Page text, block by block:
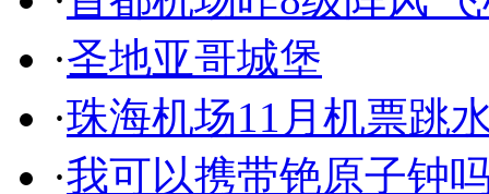
·圣地亚哥城堡
·珠海机场11月机票跳
·我可以携带铯原子钟